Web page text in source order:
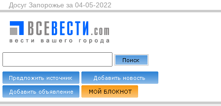
Досуг Запорожье за 04-05-2022